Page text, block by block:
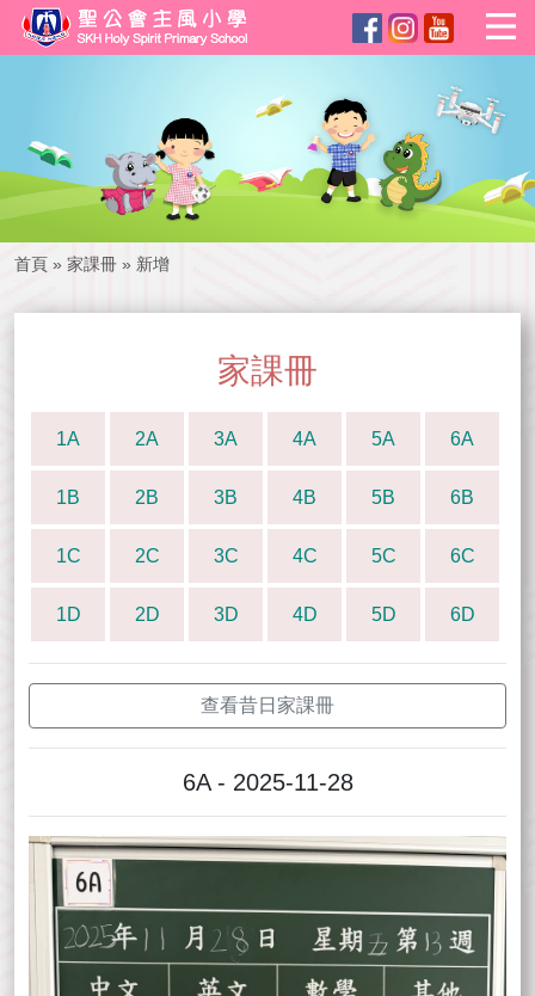
首頁 » 家課冊 » 新增
家課冊
1A 2A 3A 4A 5A 6A
1B 2B 3B 4B 5B 6B
1C 2C 3C 4C 5C 6C
1D 2D 3D 4D 5D 6D
查看昔日家課冊
6A - 2025-11-28